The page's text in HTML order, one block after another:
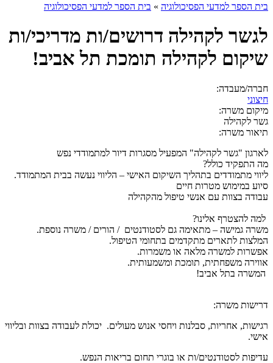
בית הספר למדעי הפסיכולוגיה » בית הספר למדעי הפסיכולוגיה
לגשר לקהילה דרושים/ות מדריכי/ות
שיקום לקהילה תומכת תל אביב!
חברה/מעבדה:
חיצוני
מיקום משרה:
גשר לקהילה
תיאור משרה:
לארגון "גשר לקהילה" המפעיל מסגרות דיור למתמודדי נפש
מה התפקיד כולל?
ליווי מתמודדים בתהליך השיקום האישי – הליווי נעשה בבית המתמודד.
סיוע במימוש מטרות חיים
עבודה בצוות עם אנשי טיפול מהקהילה
למה להצטרף אלינו?
משרה גמישה – מתאימה גם לסטודנטים / הורים / משרה נוספת.
המלצות לתארים מתקדמים בתחומי הטיפול.
אפשרות למשרה מלאה או משמרות.
אווירה משפחתית, תומכת ומשמעותית.
המשרה בתל אביב!
דרישות משרה:
רגישות, אחריות, סבלנות ויחסי אנוש מעולים. יכולת לעבודה בצוות ובליווי
אישי.
עדיפות לסטודנטים/ות או בוגרי תחום בריאות הנפש.